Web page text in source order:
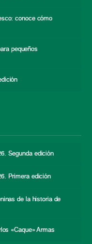
conoce cómo
pequeños
Segunda edición
Primera edición
de la historia de
«Caque» Armas